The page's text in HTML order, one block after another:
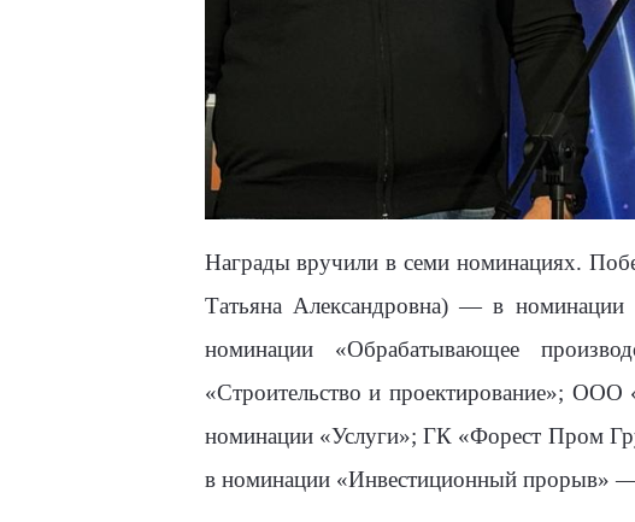
Награды вручили в семи номинациях.
Татьяна Александровна) — в номинации
номинации «Обрабатывающее
«Строительство и проектирование»; ООО
номинации «Услуги»;ГК «Форест Пром
в номинации «Инвестиционный прорыв»